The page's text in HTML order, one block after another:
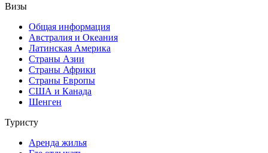
Визы
Общая информация
Австралия и Океания
Латинская Америка
Страны Азии
Страны Африки
Страны Европы
США и Канада
Шенген
Туристу
Аренда жилья